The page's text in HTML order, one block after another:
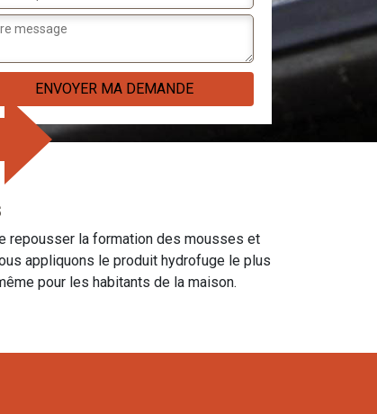
repousser la formation des mousses et
appliquons le produit hydrofuge le plus
pour les habitants de la maison.